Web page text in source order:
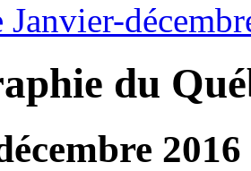
Janvier-
du
2016